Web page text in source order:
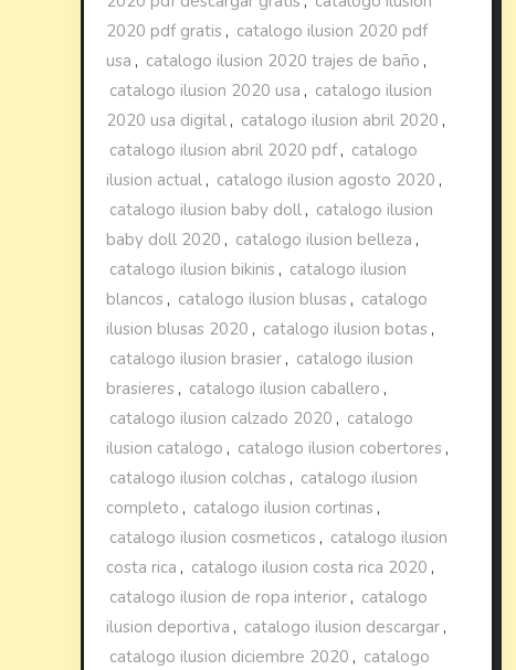
2020 pdf gratis , catalogo ilusion 2020 pdf
usa , catalogo ilusion 2020 trajes de baño ,
catalogo ilusion 2020 usa , catalogo ilusion
2020 usa digital , catalogo ilusion abril 2020 ,
catalogo ilusion abril 2020 pdf, catalogo
ilusion actual , catalogo ilusion agosto 2020 ,
catalogo ilusion baby doll , catalogo ilusion
baby doll 2020 , catalogo ilusion belleza ,
catalogo ilusion bikinis , catalogo ilusion
blancos , catalogo ilusion blusas , catalogo
ilusion blusas 2020 , catalogo ilusion botas ,
catalogo ilusion brasier , catalogo ilusion
brasieres , catalogo ilusion caballero ,
catalogo ilusion calzado 2020 , catalogo
ilusion catalogo , catalogo ilusion cobertores ,
catalogo ilusion colchas , catalogo ilusion
completo , catalogo ilusion cortinas ,
catalogo ilusion cosmeticos , catalogo ilusion
costa rica , catalogo ilusion costa rica 2020 ,
catalogo ilusion de ropa interior , catalogo
ilusion deportiva , catalogo ilusion descargar ,
catalogo ilusion diciembre 2020 , catalogo